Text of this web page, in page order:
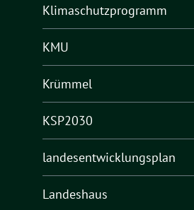
Klimaschutzprogramm
KMU
Krümmel
KSP2030
landesentwicklungsplan
Landeshaus